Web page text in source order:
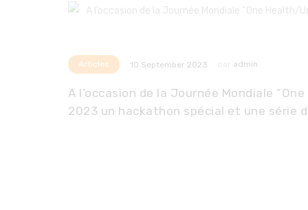
Articles 10 September 2023 admin
A l’occasion de la Journée Mondiale
2023 un hackathon spécial et une série